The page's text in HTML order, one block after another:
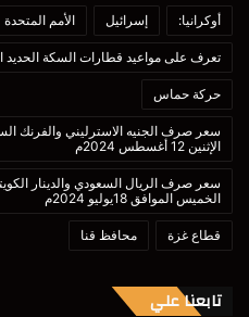
أوكرانيا: إسرائيل الأمم المتحدة
تعرف على مواعيد قطارات السكة الحديد اليوم الثلاثاء
حركة حماس
سعر صرف الجنيه الاسترليني والفرنك
الإثنين 12 أغسطس 2024م
سعر صرف الريال السعودي والدينار
الخميس الموافق 18يوليو 2024م
قطاع غزة محافظ قنا
تابعنا علي